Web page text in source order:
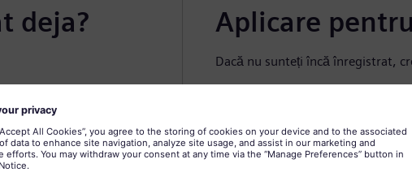
deja? Aplicare
Dacă nu sunteți încă înregistrat,